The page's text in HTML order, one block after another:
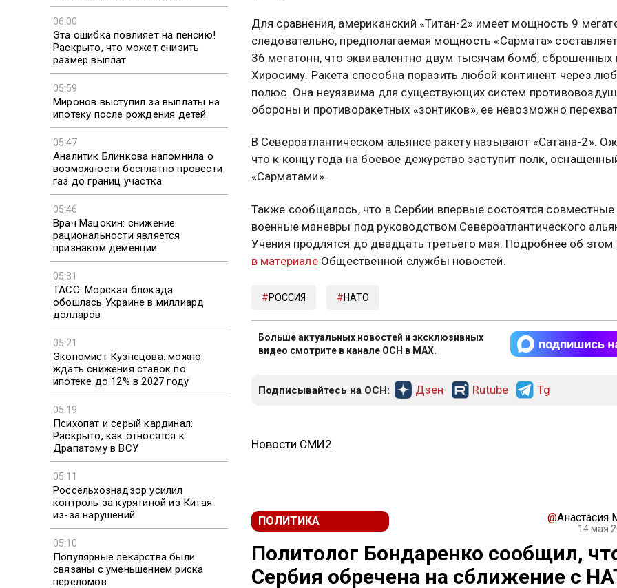
06:00
Эта ошибка повлияет на пенсию!
Раскрыто, что может снизить
размер выплат
05:59
Миронов выступил за выплаты на
ипотеку после рождения детей
05:47
Аналитик Блинкова напомнила о
возможности бесплатно провести
газ до границ участка
05:46
Врач Мацокин: снижение
рациональности является
признаком деменции
05:31
ТАСС: Морская блокада
обошлась Украине в миллиард
долларов
05:21
Экономист Кузнецова: можно
ждать снижения ставок по
ипотеке до 12% в 2027 году
05:19
Психопат и серый кардинал:
Раскрыто, как относятся к
Драпатому в ВСУ
05:11
Россельхознадзор усилил
контроль за курятиной из Китая
из-за нарушений
05:10
Популярные лекарства были
связаны с уменьшением риска
переломов
Для сравнения, американский «Титан-2» имеет мощность 9
следовательно, предполагаемая мощность «Сармата»
36 мегатонн, что эквивалентно двум тысячам бомб, сброшенных
Хиросиму. Ракета способна поразить любой континент через
полюс. Она неуязвима для существующих систем
обороны и противоракетных «зонтиков», ее невозможно
В Североатлантическом альянсе ракету называют «Сатана-2».
что к концу года на боевое дежурство заступит полк,
«Сарматами».
Также сообщалось, что в Сербии впервые состоятся совместные
военные маневры под руководством Североатлантического
Учения продлятся до двадцать третьего мая. Подробнее об этом
в материалеОбщественной службы новостей.
РОССИЯ НАТО
Больше актуальных новостей и эксклюзивных
видео смотрите в канале ОСН в MAX.
Подписывайтесь на ОСН: Дзен Rutube Tg
Новости СМИ2
ПОЛИТИКА @Анастасия
14 мая
Политолог Бондаренко сообщил,
Сербия обречена на сближение с